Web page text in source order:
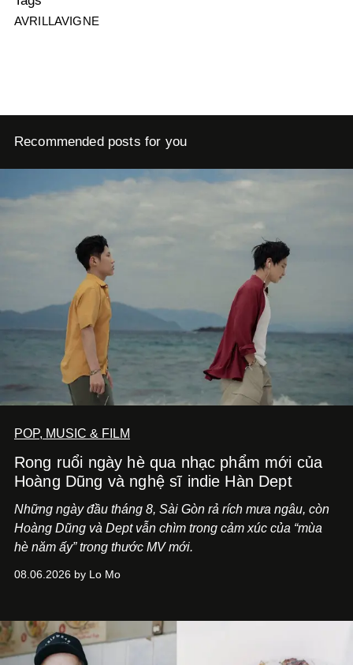
AVRILLAVIGNE
Recommended posts for you
POP, MUSIC & FILM
Rong ruổi ngày hè qua nhạc phẩm mới của
Hoàng Dũng và nghệ sĩ indie Hàn Dept
Những ngày đầu tháng 8, Sài Gòn rả rích mưa ngâu, còn
Hoàng Dũng và Dept vẫn chìm trong cảm xúc của “mùa
hè năm ấy” trong thước MV mới.
08.06.2026 by Lo Mo